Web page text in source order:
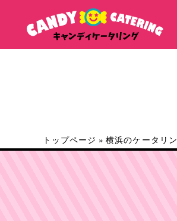
トップページ »横浜のケータリ